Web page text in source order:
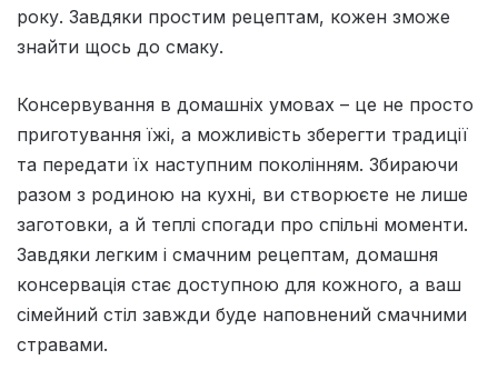
року. Завдяки простим рецептам, кожен зможе
знайти щось до смаку.
Консервування в домашніх умовах – це не просто
приготування їжі, а можливість зберегти традиції
та передати їх наступним поколінням. Збираючи
разом з родиною на кухні, ви створюєте не лише
заготовки, а й теплі спогади про спільні моменти.
Завдяки легким і смачним рецептам, домашня
консервація стає доступною для кожного, а ваш
сімейний стіл завжди буде наповнений смачними
стравами.